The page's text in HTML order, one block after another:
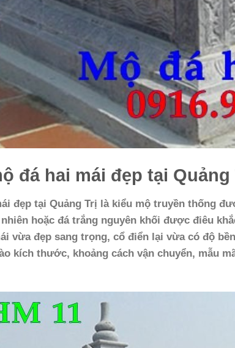
đá hai mái đẹp tại Quảng
đẹp tại Quảng Trị là kiểu mộ truyền thống
hoặc đá trắng nguyên khối được điêu
vừa đẹp sang trọng, cổ điển lại vừa có độ
kích thước, khoảng cách vận chuyển, mẫu